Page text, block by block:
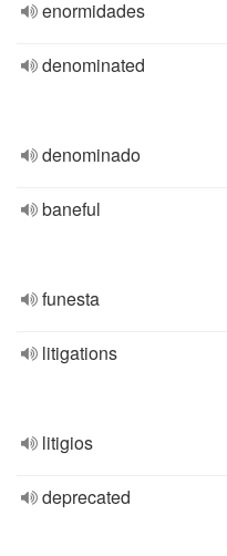
enormidades
denominated
denominado
baneful
funesta
litigations
litigios
deprecated